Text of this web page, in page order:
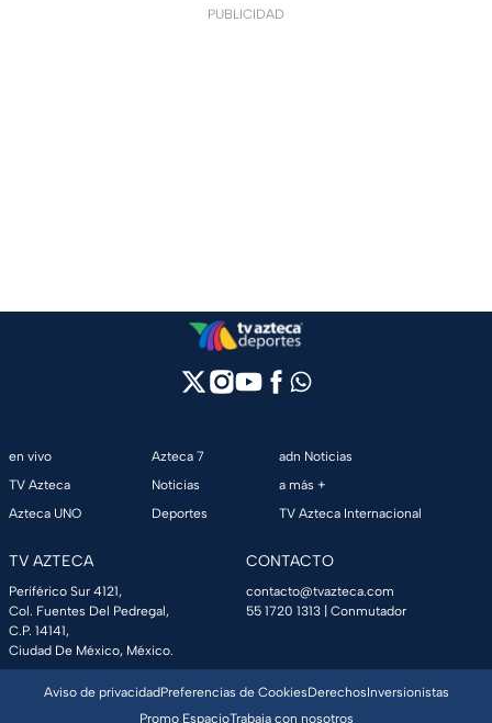
PUBLICIDAD
en vivo
TV Azteca
Azteca UNO
Azteca 7
Noticias
Deportes
adn Noticias
a más +
TV Azteca Internacional
TV AZTECA
Periférico Sur 4121,
Col. Fuentes Del Pedregal,
C.P. 14141,
Ciudad De México, México.
CONTACTO
contacto@tvazteca.com
55 1720 1313 | Conmutador
Aviso de privacidadPreferencias de CookiesDerechosInversionistas
Promo EspacioTrabaja con nosotros